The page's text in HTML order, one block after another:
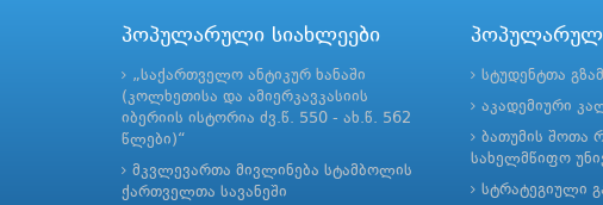
პოპულარული სიახლეები
„საქართველო ანტიკურ ხანაში
(კოლხეთისა და ამიერკავკასიის
იბერიის ისტორია ძვ.წ. 550 - ახ.წ. 562
წლები)“
მკვლევართა მივლინება სტამბოლის
ქართველთა სავანეში
სტუდენტთა
აკადემიური
ბათუმის შოთა
სახელმწიფო
სტრატეგიული